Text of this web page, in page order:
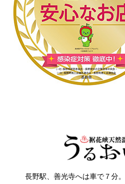
長野駅、善光寺へは車で７分